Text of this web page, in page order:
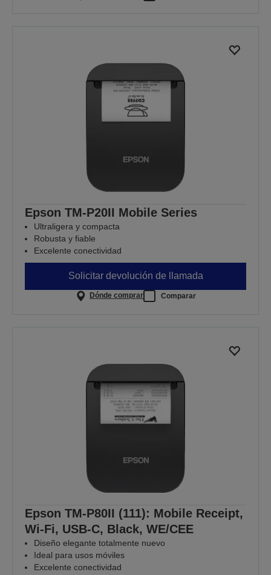
Epson TM-P20II Mobile Series
Ultraligera y compacta
Robusta y fiable
Excelente conectividad
Solicitar devolución de llamada
Dónde comprar Comparar
Epson TM-P80II (111): Mobile Receipt,
Wi-Fi, USB-C, Black, WE/CEE
Diseño elegante totalmente nuevo
Ideal para usos móviles
Excelente conectividad